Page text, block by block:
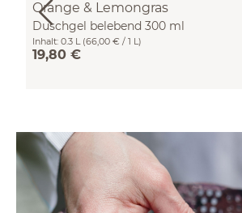
Orange & Lemongras
Duschgel belebend 300 ml
Inhalt: 0.3 L (66,00 € / 1 L)
19,80 €